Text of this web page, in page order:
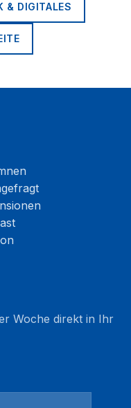
& DIGITALES
Woche direkt in Ihr